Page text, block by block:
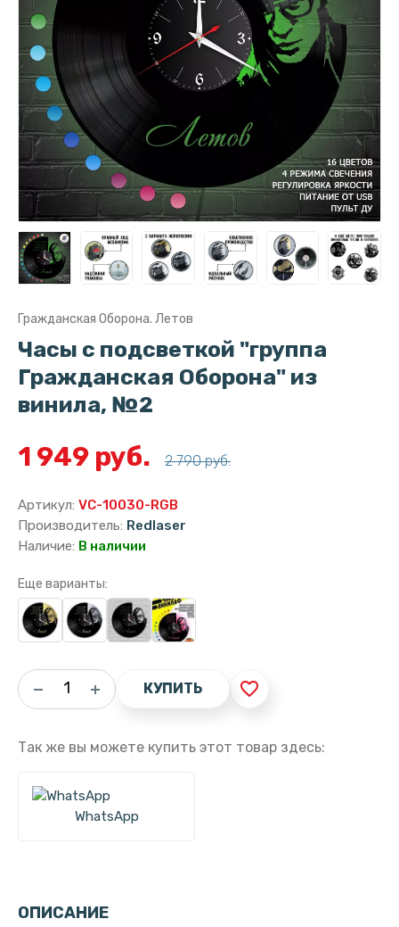
Гражданская Оборона. Летов
Часы с подсветкой "группа
Гражданская Оборона" из
винила, №2
1 949 руб. 2 790 руб.
Артикул: VC-10030-RGB
Производитель: Redlaser
Наличие: В наличии
Еще варианты:
КУПИТЬ favorite_border
Так же вы можете купить этот товар здесь:
WhatsApp
ОПИСАНИЕ